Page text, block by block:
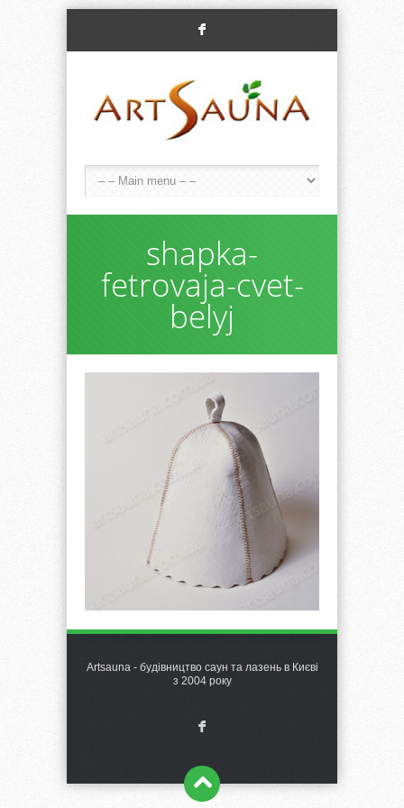
F
shapka-
fetrovaja-cvet-
belyj
Artsauna - будівництво саун та лазень в Києві
з 2004 року
F